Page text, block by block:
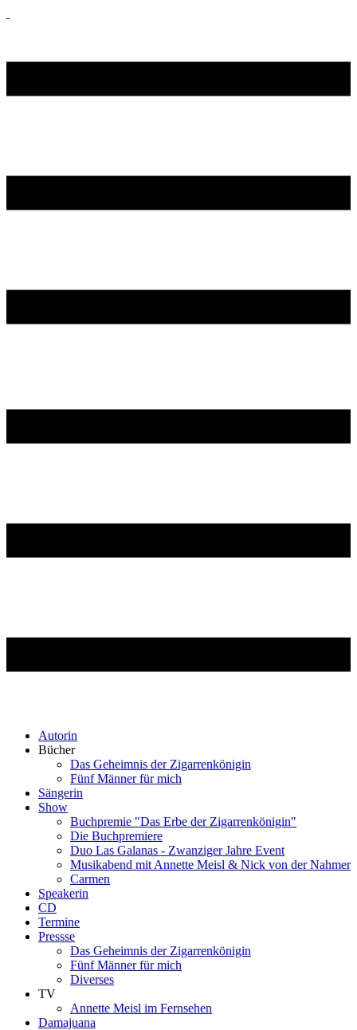
Autorin
Bücher
Das Geheimnis der Zigarrenkönigin
Fünf Männer für mich
Sängerin
Show
Buchpremie "Das Erbe der Zigarrenkönigin"
Die Buchpremiere
Duo Las Galanas - Zwanziger Jahre Event
Musikabend mit Annette Meisl & Nick von der Nahmer
Carmen
Speakerin
CD
Termine
Pressse
Das Geheimnis der Zigarrenkönigin
Fünf Männer für mich
Diverses
TV
Annette Meisl im Fernsehen
Damajuana